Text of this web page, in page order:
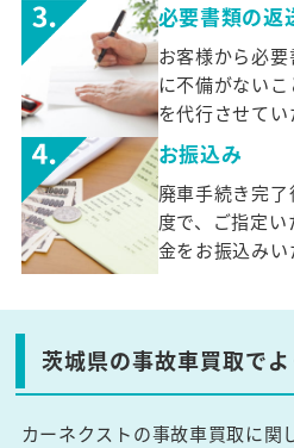
必要書類の返
お客様から必
に不備がない
を代行させてい
お振込み
廃車手続き完
度で、ご指定
金をお振込みい
茨城県の事故車買取で
カーネクストの事故車買取に関